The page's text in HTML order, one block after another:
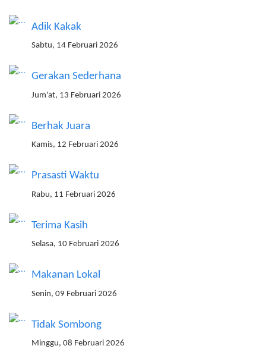
Adik Kakak
Sabtu, 14 Februari 2026
Gerakan Sederhana
Jum'at, 13 Februari 2026
Berhak Juara
Kamis, 12 Februari 2026
Prasasti Waktu
Rabu, 11 Februari 2026
Terima Kasih
Selasa, 10 Februari 2026
Makanan Lokal
Senin, 09 Februari 2026
Tidak Sombong
Minggu, 08 Februari 2026